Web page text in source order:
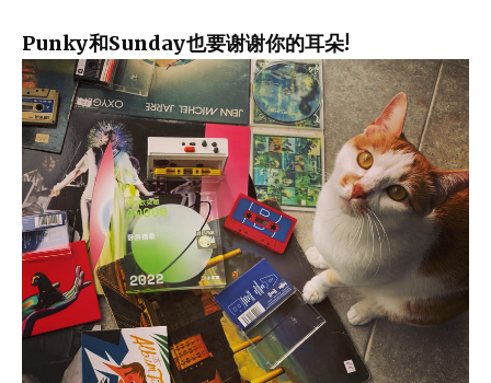
Punky和Sunday也要谢谢你的耳朵!